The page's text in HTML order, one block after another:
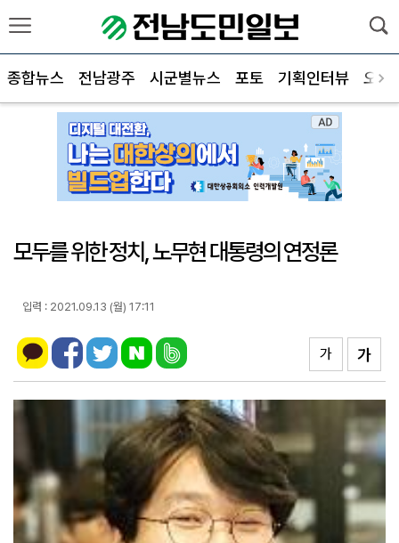
종합뉴스 전남광주 시군별뉴스 포토 기획인터뷰 오피
모두를 위한 정치, 노무현 대통령의 연정론
입력 : 2021.09.13 (월) 17:11
가
가